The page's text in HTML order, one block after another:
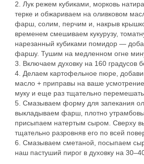
2. Лук режем кубиками, морковь
терке и обжариваем на оливковом
фарш, солим, перчим и, накрыв
временем смешиваем кукурузу,
нарезанный кубиками помидор —
фаршу. Тушим на медленном огне
3. Включаем духовку на 160 градусов
4. Делаем картофельное пюре,
масло + приправы на ваше
муку и еще раз тщательно перемешать.
5. Смазываем форму для запекания
выкладываем фарш, плотно
присыпаем натертым сыром. Сверху
тщательно разровняв его по всей
6. Смазываем сметаной, посыпаем
наш пастуший пирог в духовку на